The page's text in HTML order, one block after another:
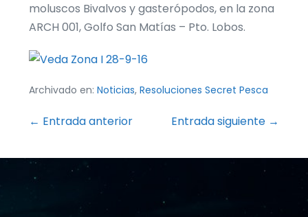
moluscos Bivalvos y gasterópodos, en la zona
ARCH 001, Golfo San Matías – Pto. Lobos.
Archivado en: Noticias, Resoluciones Secret Pesca
Navegación
entradas
← Entrada anterior Entrada siguiente →